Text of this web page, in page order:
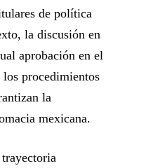
de política
la discusión en
aprobación en el
procedimientos
la
mexicana.